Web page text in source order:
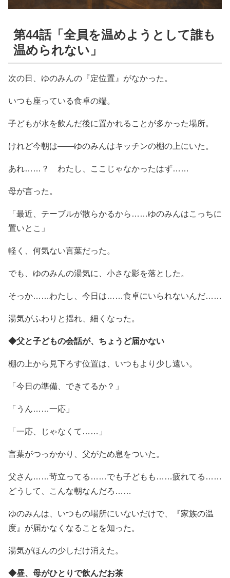
第44話「全員を温めようとして誰も
温められない」
次の日、ゆのみんの『定位置』がなかった。
いつも座っている食卓の端。
子どもが水を飲んだ後に置かれることが多かった場所。
けれど今朝は――ゆのみんはキッチンの棚の上にいた。
あれ……？ わたし、ここじゃなかったはず……
母が言った。
「最近、テーブルが散らかるから……ゆのみんはこっちに
置いとこ」
軽く、何気ない言葉だった。
でも、ゆのみんの湯気に、小さな影を落とした。
そっか……わたし、今日は……食卓にいられないんだ……
湯気がふわりと揺れ、細くなった。
◆父と子どもの会話が、ちょうど届かない
棚の上から見下ろす位置は、いつもより少し遠い。
「今日の準備、できてるか？」
「うん……一応」
「一応、じゃなくて……」
言葉がつっかかり、父がため息をついた。
父さん……苛立ってる……でも子どもも……疲れてる……
どうして、こんな朝なんだろ……
ゆのみんは、いつもの場所にいないだけで、『家族の温
度』が届かなくなることを知った。
湯気がほんの少しだけ消えた。
◆昼、母がひとりで飲んだお茶